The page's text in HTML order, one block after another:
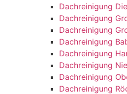
Dachreinigung
Dachreinigung
Dachreinigung
Dachreinigung
Dachreinigung
Dachreinigung
Dachreinigung
Dachreinigung